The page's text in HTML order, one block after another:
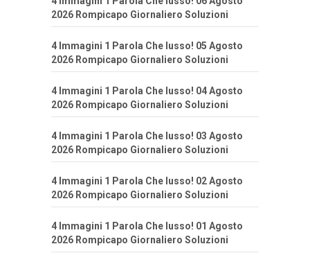
2026 Rompicapo Giornaliero Soluzioni
4 Immagini 1 Parola Che lusso! 05 Agosto
2026 Rompicapo Giornaliero Soluzioni
4 Immagini 1 Parola Che lusso! 04 Agosto
2026 Rompicapo Giornaliero Soluzioni
4 Immagini 1 Parola Che lusso! 03 Agosto
2026 Rompicapo Giornaliero Soluzioni
4 Immagini 1 Parola Che lusso! 02 Agosto
2026 Rompicapo Giornaliero Soluzioni
4 Immagini 1 Parola Che lusso! 01 Agosto
2026 Rompicapo Giornaliero Soluzioni